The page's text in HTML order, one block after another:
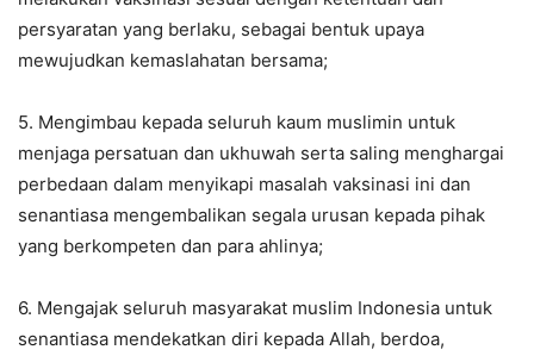
persyaratan yang berlaku, sebagai bentuk upaya
mewujudkan kemaslahatan bersama;
5. Mengimbau kepada seluruh kaum muslimin untuk
menjaga persatuan dan ukhuwah serta saling menghargai
perbedaan dalam menyikapi masalah vaksinasi ini dan
senantiasa mengembalikan segala urusan kepada pihak
yang berkompeten dan para ahlinya;
6. Mengajak seluruh masyarakat muslim Indonesia untuk
senantiasa mendekatkan diri kepada Allah, berdoa,